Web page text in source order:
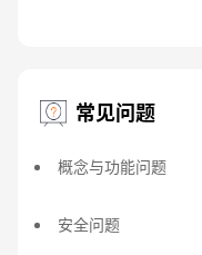
常见问题
概念与功能问题
安全问题